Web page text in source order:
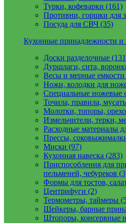
Турки, кофеварки (161)
Противни, горшки для
Посуда для СВЧ (35)
Кухонные принадлежности и
Доски разделочные
Дуршлаги, сита,
Весы и мерные емкости
Ножи, колодки для
Специальные ножевые
Точила, правила,
Молотки, топоры,
Измельчители, терки,
Расходные материалы
Прессы,
Миски (97)
Кухонная навеска (283)
Приспособления для
пельменей, чебуреков
Формы для тостов,
Центрифуги (2)
Термометры, таймеры
Шейкеры, барные
Штопоры, консервные